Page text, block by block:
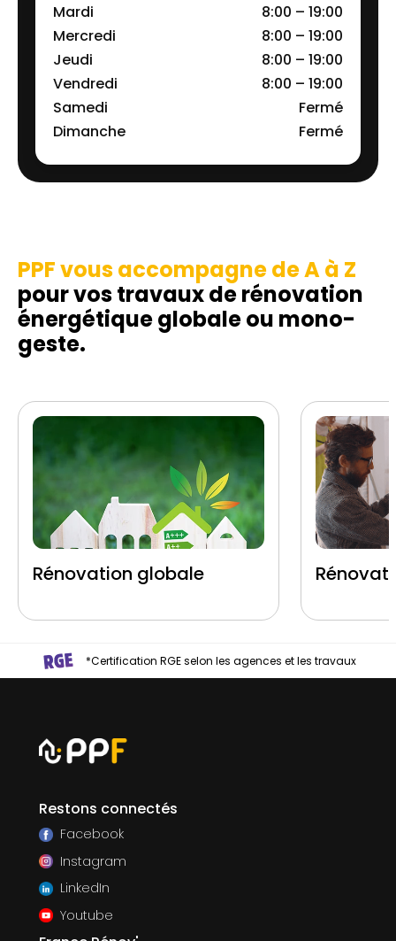
Mardi
8:00 – 19:00
Mercredi
8:00 – 19:00
Jeudi
8:00 – 19:00
Vendredi
8:00 – 19:00
Samedi
Fermé
Dimanche
Fermé
PPF vous accompagne de A à Z
pour vos travaux de rénovation
énergétique globale ou mono-
geste.
Rénovation globale
*Certification RGE selon les agences et les travaux
Restons connectés
Facebook
Instagram
LinkedIn
Youtube